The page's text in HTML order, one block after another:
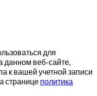
для
данном веб-сайте,
к вашей учетной записи
странице политика